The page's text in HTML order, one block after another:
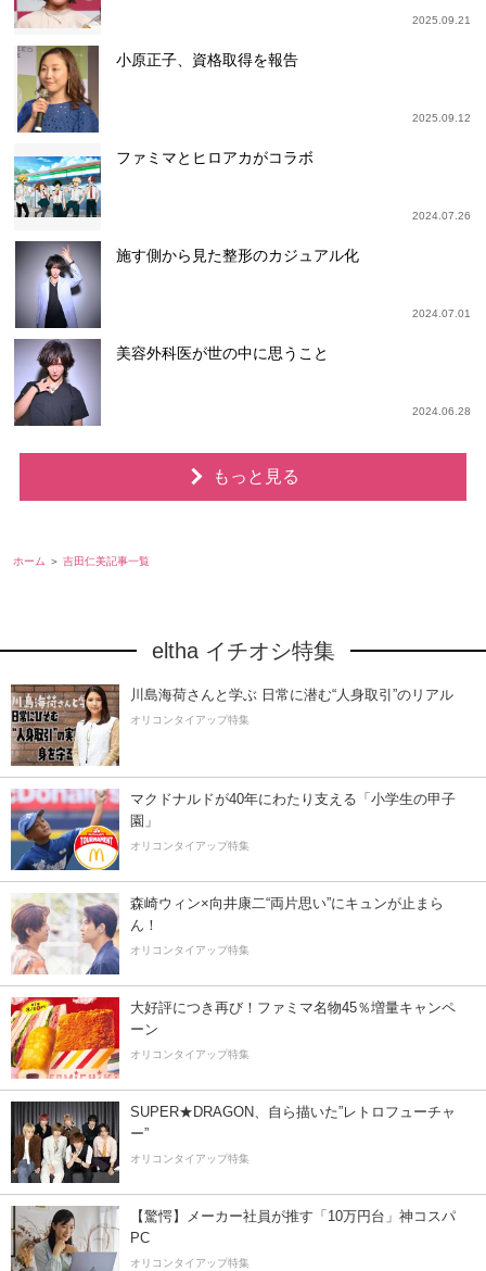
2025.09.21
小原正子、資格取得を報告
2025.09.12
ファミマとヒロアカがコラボ
2024.07.26
施す側から見た整形のカジュアル化
2024.07.01
美容外科医が世の中に思うこと
2024.06.28
もっと見る
ホーム 吉田仁美記事一覧
eltha イチオシ特集
川島海荷さんと学ぶ 日常に潜む“人身取引”のリアル
オリコンタイアップ特集
マクドナルドが40年にわたり支える「小学生の甲子
園」
オリコンタイアップ特集
森崎ウィン×向井康二“両片思い”にキュンが止まら
ん！
オリコンタイアップ特集
大好評につき再び！ファミマ名物45％増量キャンペ
ーン
オリコンタイアップ特集
SUPER★DRAGON、自ら描いた”レトロフューチャ
ー”
オリコンタイアップ特集
【驚愕】メーカー社員が推す「10万円台」神コスパ
PC
オリコンタイアップ特集